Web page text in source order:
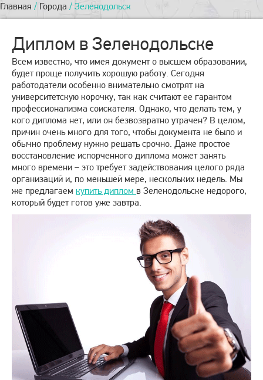
Главная / Города / Зеленодольск
Диплом в Зеленодольске
Всем известно, что имея документ о высшем образовании,
будет проще получить хорошую работу. Сегодня
работодатели особенно внимательно смотрят на
университетскую корочку, так как считают ее гарантом
профессионализма соискателя. Однако, что делать тем, у
кого диплома нет, или он безвозвратно утрачен? В целом,
причин очень много для того, чтобы документа не было и
обычно проблему нужно решать срочно. Даже простое
восстановление испорченного диплома может занять
много времени – это требует задействования целого ряда
организаций и, по меньшей мере, нескольких недель. Мы
же предлагаем купить диплом в Зеленодольске недорого,
который будет готов уже завтра.